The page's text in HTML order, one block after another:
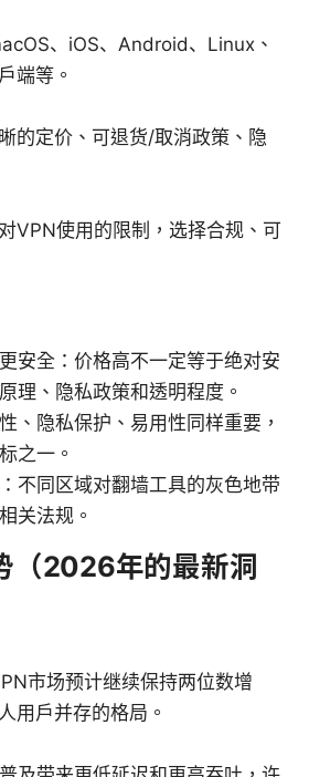
、iOS、Android、Linux、
端等。
的定价、可退货/取消政策、隐
VPN使用的限制，选择合规、可
安全：价格高不一定等于绝对安
理、隐私政策和透明程度。
、隐私保护、易用性同样重要，
之一。
不同区域对翻墙工具的灰色地带
关法规。
（2026年的最新洞
市场预计继续保持两位数增
用户并存的格局。